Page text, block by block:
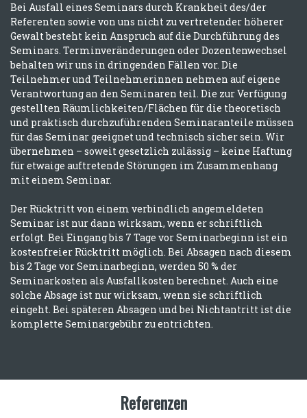
Bei Ausfall eines Seminars durch Krankheit des/der
Referenten sowie von uns nicht zu vertretender höherer
Gewalt besteht kein Anspruch auf die Durchführung des
Seminars. Terminveränderungen oder Dozentenwechsel
behalten wir uns in dringenden Fällen vor. Die
Teilnehmer und Teilnehmerinnen nehmen auf eigene
Verantwortung an den Seminaren teil. Die zur Verfügung
gestellten Räumlichkeiten/Flächen für die theoretisch
und praktisch durchzuführenden Seminaranteile müssen
für das Seminar geeignet und technisch sicher sein. Wir
übernehmen – soweit gesetzlich zulässig – keine Haftung
für etwaige auftretende Störungen im Zusammenhang
mit einem Seminar.
Der Rücktritt von einem verbindlich angemeldeten
Seminar ist nur dann wirksam, wenn er schriftlich
erfolgt. Bei Eingang bis 7 Tage vor Seminarbeginn ist ein
kostenfreier Rücktritt möglich. Bei Absagen nach diesem
bis 2 Tage vor Seminarbeginn, werden 50 % der
Seminarkosten als Ausfallkosten berechnet. Auch eine
solche Absage ist nur wirksam, wenn sie schriftlich
eingeht. Bei späteren Absagen und bei Nichtantritt ist die
komplette Seminargebühr zu entrichten.
Referenzen